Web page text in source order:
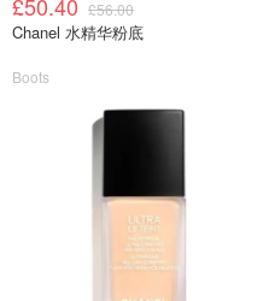
£56.00
Chanel 水精华粉底
Boots